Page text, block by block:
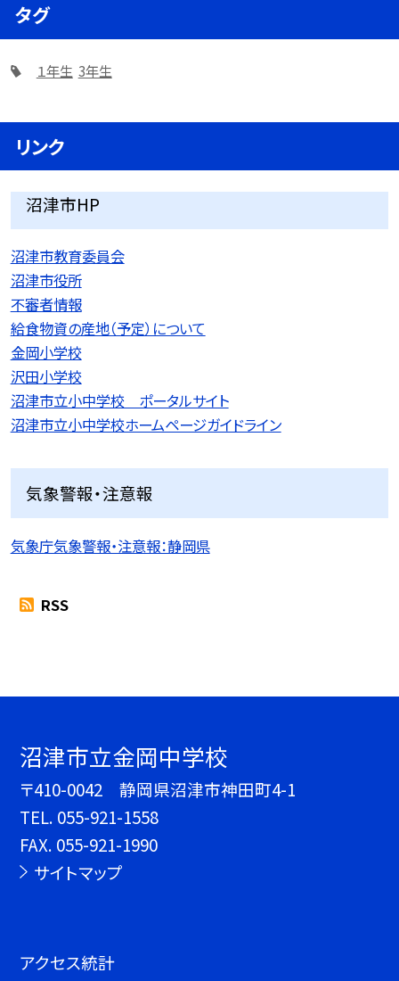
タグ
１年生 3年生
リンク
沼津市HP
沼津市教育委員会
沼津市役所
不審者情報
給食物資の産地（予定）について
金岡小学校
沢田小学校
沼津市立小中学校 ポータルサイト
沼津市立小中学校ホームページガイドライン
気象警報・注意報
気象庁気象警報・注意報：静岡県
RSS
沼津市立金岡中学校
〒410-0042 静岡県沼津市神田町4-1
TEL. 055-921-1558
FAX. 055-921-1990
サイトマップ
アクセス統計